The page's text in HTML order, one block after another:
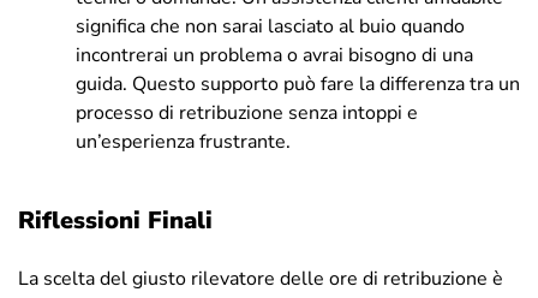
significa che non sarai lasciato al buio quando
incontrerai un problema o avrai bisogno di una
guida. Questo supporto può fare la differenza tra un
processo di retribuzione senza intoppi e
un’esperienza frustrante.
Riflessioni Finali
La scelta del giusto rilevatore delle ore di retribuzione è